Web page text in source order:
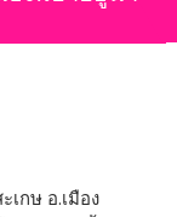
เกษ อ.เมือง